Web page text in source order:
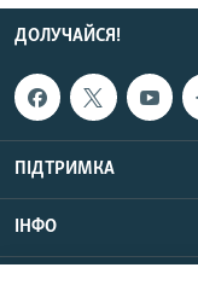
ДОЛУЧАЙСЯ!
ПІДТРИМКА
ІНФО